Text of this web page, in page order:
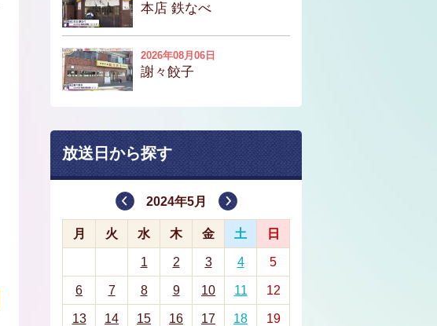
本店 鉄なべ
2026年08月06日
謝々餃子
放送日から探す
2024年5月
月 火 水 木 金 土 日
1 2 3 4 5
6 7 8 9 10 11 12
13 14 15 16 17 18 19